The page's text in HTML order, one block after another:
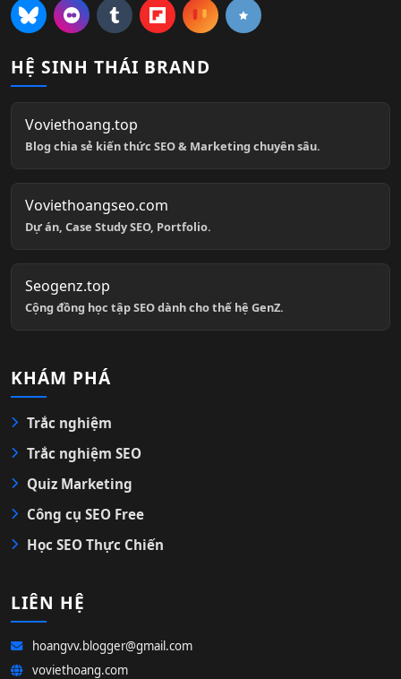
HỆ SINH THÁI BRAND
Voviethoang.top
Blog chia sẻ kiến thức SEO & Marketing chuyên sâu.
Voviethoangseo.com
Dự án, Case Study SEO, Portfolio.
Seogenz.top
Cộng đồng học tập SEO dành cho thế hệ GenZ.
KHÁM PHÁ
Trắc nghiệm
Trắc nghiệm SEO
Quiz Marketing
Công cụ SEO Free
Học SEO Thực Chiến
LIÊN HỆ
hoangvv.blogger@gmail.com
voviethoang.com